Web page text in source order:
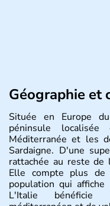
Géographie et
Située en Europe
péninsule
Méditerranée et les
Sardaigne. D'une
rattachée au reste de
Elle compte plus
population qui
L'Italie bénéficie